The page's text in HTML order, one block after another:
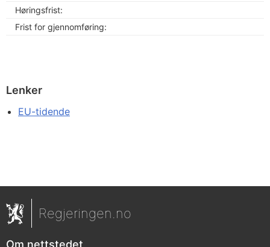
Høringsfrist:
Frist for gjennomføring:
Lenker
EU-tidende
Regjeringen.no
Om nettstedet